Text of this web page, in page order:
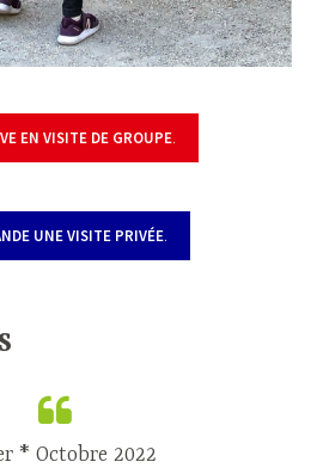
EN VISITE DE GROUPE.
UNE VISITE PRIVÉE.
* Octobre 2022